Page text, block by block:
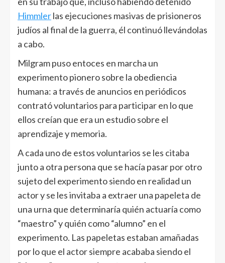
Himmlerlas ejecuciones masivas de prisioneros
judíos al final de la guerra, él continuó llevándolas
a cabo.
Milgram puso entoces en marcha un
experimento pionero sobre la obediencia
humana: a través de anuncios en periódicos
contrató voluntarios para participar en lo que
ellos creían que era un estudio sobre el
aprendizaje y memoria.
A cada uno de estos voluntarios se les citaba
junto a otra persona que se hacía pasar por otro
sujeto del experimento siendo en realidad un
actor y se les invitaba a extraer una papeleta de
una urna que determinaría quién actuaría como
“maestro” y quién como “alumno” en el
experimento. Las papeletas estaban amañadas
por lo que el actor siempre acababa siendo el